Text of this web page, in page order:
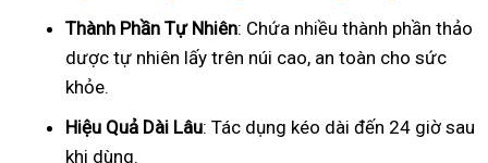
Thành Phần Tự Nhiên: Chứa nhiều thành phần thảo
dược tự nhiên lấy trên núi cao, an toàn cho sức
khỏe.
Hiệu Quả Dài Lâu: Tác dụng kéo dài đến 24 giờ sau
khi dùng.